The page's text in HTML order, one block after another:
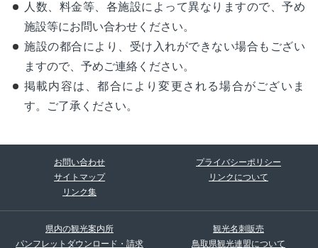
人数、料金等、各施設によって異なりますので、予め
施設等にお問い合わせください。
施設の都合により、受け入れができない場合もござい
ますので、予めご連絡ください。
掲載内容は、都合により変更される場合がございま
す。ご了承ください。
お問い合わせ
プライバシーポリシー
サイトマップ
リンクについて
リンク集
県内の観光案内所
観光名刺販売
パンフレットダウンロード・請求
鳥取県観光連盟について